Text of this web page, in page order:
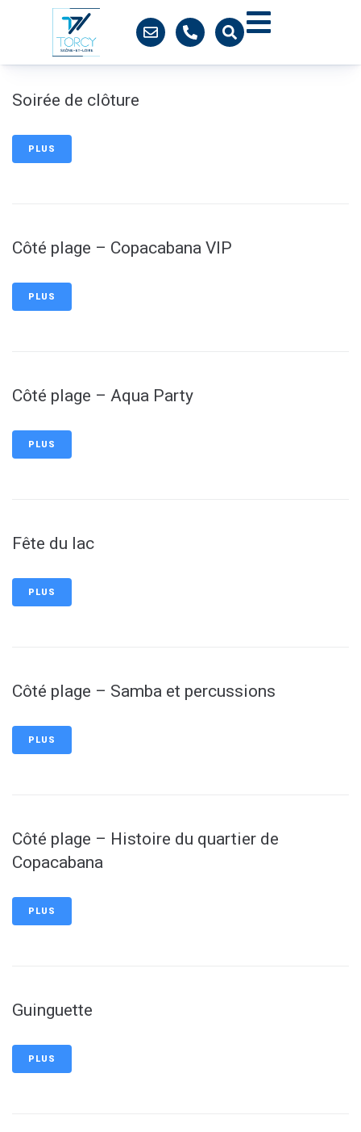
Soirée de clôture
PLUS
Côté plage – Copacabana VIP
PLUS
Côté plage – Aqua Party
PLUS
Fête du lac
PLUS
Côté plage – Samba et percussions
PLUS
Côté plage – Histoire du quartier de
Copacabana
PLUS
Guinguette
PLUS